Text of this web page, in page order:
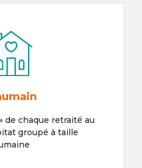
de chaque retraité au
groupé à taille